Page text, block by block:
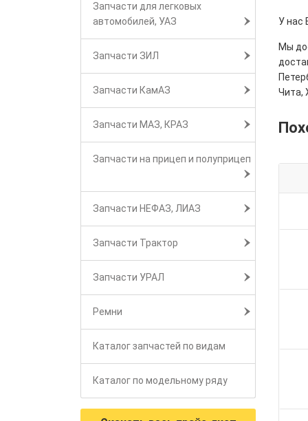
Запчасти для легковых
автомобилей, УАЗ
Запчасти ЗИЛ
Запчасти КамАЗ
Запчасти МАЗ, КРАЗ
Запчасти на прицеп и полуприцеп
Запчасти НЕФАЗ, ЛИАЗ
Запчасти Трактор
Запчасти УРАЛ
Ремни
Каталог запчастей по видам
Каталог по модельному ряду
У нас
Мы
Чита,